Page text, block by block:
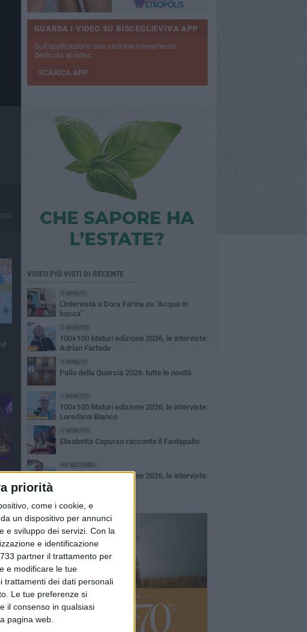
priorità
come i cookie, e
un dispositivo per annunci
e sviluppo dei servizi. Con la
e identificazione
partner il trattamento per
e modificare le tue
trattamenti dei dati personali
Le tue preferenze si
il consenso in qualsiasi
pagina web.
GUARDA I VIDEO SU BISCEGLIEVIVA APP
Sull'applicazione una sezione interamente
dedicata ai video
SCARICA APP
VIDEO PIÙ VISTI DI RECENTE
3 MINUTI
L'intervista a Dora Farina su "Acqua in
bocca"
1 MINUTO
100x100 Maturi edizione 2026, le interviste:
Adrian Fartade
2 MINUTI
Palio della Quercia 2026: tutte le novità
1 MINUTO
100x100 Maturi edizione 2026, le interviste:
Loredana Bianco
1 MINUTO
Elisabetta Capurso racconta il Fantapalio
49 SECONDI
100x100 Maturi edizione 2026, le interviste: